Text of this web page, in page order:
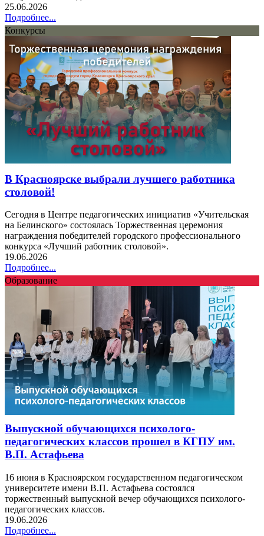
25.06.2026
Подробнее...
Конкурсы
В Красноярске выбрали лучшего работника
столовой!
Сегодня в Центре педагогических инициатив «Учительская
на Белинского» состоялась Торжественная церемония
награждения победителей городского профессионального
конкурса «Лучший работник столовой».
19.06.2026
Подробнее...
Образование
Выпускной обучающихся психолого-
педагогических классов прошел в КГПУ им.
В.П. Астафьева
16 июня в Красноярском государственном педагогическом
университете имени В.П. Астафьева состоялся
торжественный выпускной вечер обучающихся психолого-
педагогических классов.
19.06.2026
Подробнее...